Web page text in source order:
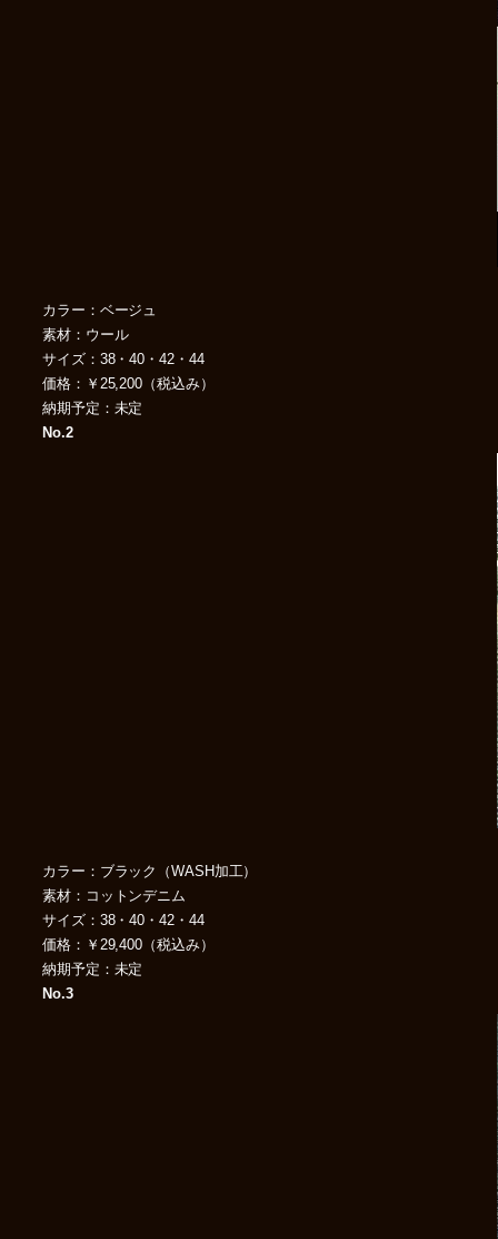
カラー：ベージュ
素材：ウール
サイズ：38・40・42・44
価格：￥25,200（税込み）
納期予定：未定
No.2
カラー：ブラック（WASH加工）
素材：コットンデニム
サイズ：38・40・42・44
価格：￥29,400（税込み）
納期予定：未定
No.3